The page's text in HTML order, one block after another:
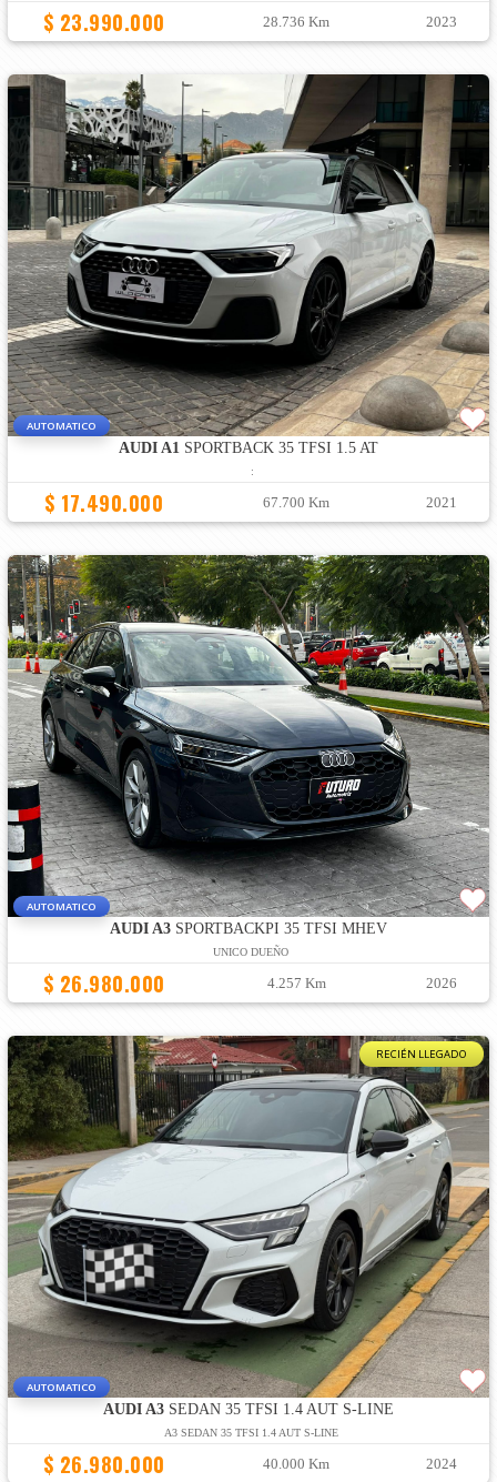
$ 23.990.000 28.736 Km 2023
AUTOMATICO
AUDI A1SPORTBACK 35 TFSI 1.5 AT
:
$ 17.490.000 67.700 Km 2021
AUTOMATICO
AUDI A3SPORTBACKPI 35 TFSI MHEV
UNICO DUEÑO
$ 26.980.000 4.257 Km 2026
RECIÉN LLEGADO
AUTOMATICO
AUDI A3SEDAN 35 TFSI 1.4 AUT S-LINE
A3 SEDAN 35 TFSI 1.4 AUT S-LINE
$ 26.980.000 40.000 Km 2024